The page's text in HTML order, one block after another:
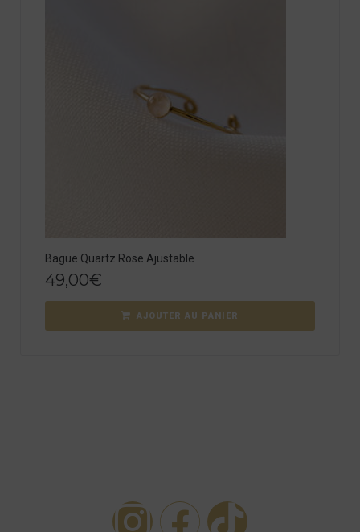
Bague Quartz Rose Ajustable
49,00€
AJOUTER AU PANIER